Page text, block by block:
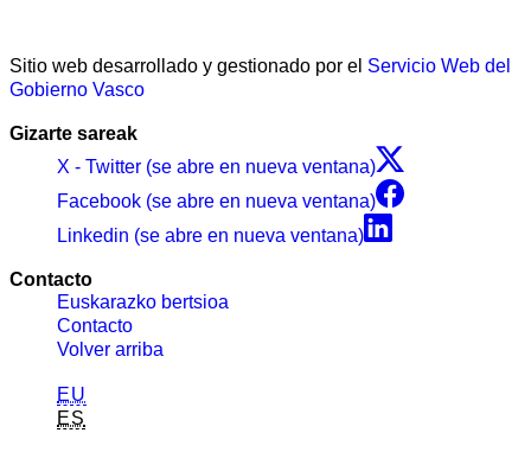
Sitio web desarrollado y gestionado por el Servicio Web del
Gobierno Vasco
Gizarte sareak
X - Twitter (se abre en nueva ventana)
Facebook (se abre en nueva ventana)
Linkedin (se abre en nueva ventana)
Contacto
Euskarazko bertsioa
Contacto
Volver arriba
EU
ES